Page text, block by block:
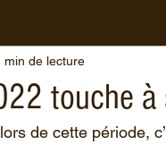
touche
min de lecture
de cette période,